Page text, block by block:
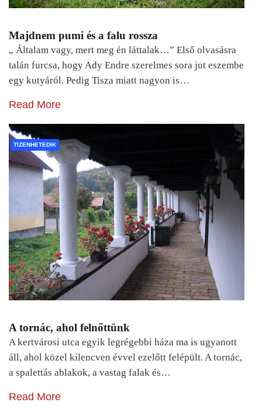
Majdnem pumi és a falu rossza
„ Általam vagy, mert meg én láttalak…” Első olvasásra
talán furcsa, hogy Ady Endre szerelmes sora jut eszembe
egy kutyáról. Pedig Tisza miatt nagyon is…
Read More
TIZENHETEDIK
A tornác, ahol felnőttünk
A kertvárosi utca egyik legrégebbi háza ma is ugyanott
áll, ahol közel kilencven évvel ezelőtt felépült. A tornác,
a spalettás ablakok, a vastag falak és…
Read More